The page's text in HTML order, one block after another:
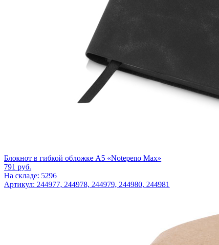
Блокнот в гибкой обложке А5 «Notepeno Max»
791 руб.
На складе: 5296
Артикул: 244977, 244978, 244979, 244980, 244981